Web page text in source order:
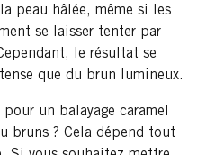
peau hâlée, même si les
se laisser tenter par
le résultat se
que du brun lumineux.
un balayage caramel
bruns ? Cela dépend tout